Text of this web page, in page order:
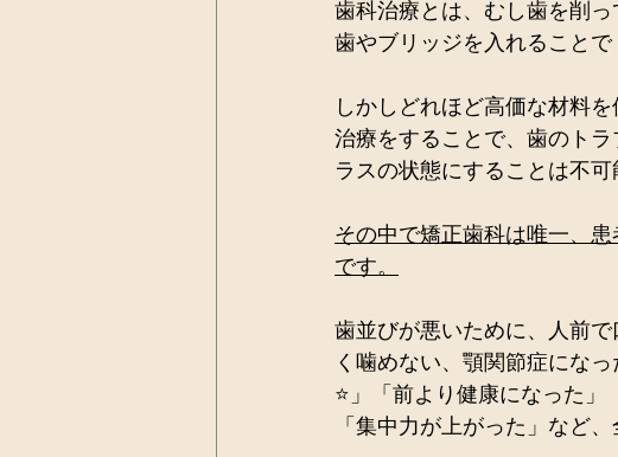
歯科治療とは、むし歯を削
歯やブリッジを入れること
しかしどれほど高価な材料
治療をすることで、歯のト
ラスの状態にすることは不可
その中で矯正歯科は唯一、
です。
歯並びが悪いために、人前
く噛めない、顎関節症にな
⭐️」「前より健康になった」
「集中力が上がった」など